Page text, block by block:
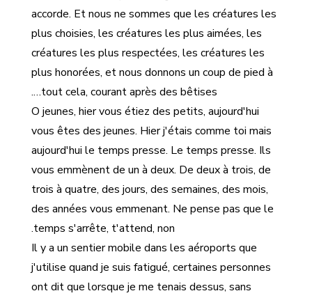
accorde. Et nous ne sommes que les créatures les
plus choisies, les créatures les plus aimées, les
créatures les plus respectées, les créatures les
plus honorées, et nous donnons un coup de pied à
tout cela, courant après des bêtises….
O jeunes, hier vous étiez des petits, aujourd'hui
vous êtes des jeunes. Hier j'étais comme toi mais
aujourd'hui le temps presse. Le temps presse. Ils
vous emmènent de un à deux. De deux à trois, de
trois à quatre, des jours, des semaines, des mois,
des années vous emmenant. Ne pense pas que le
temps s'arrête, t'attend, non.
Il y a un sentier mobile dans les aéroports que
j'utilise quand je suis fatigué, certaines personnes
ont dit que lorsque je me tenais dessus, sans